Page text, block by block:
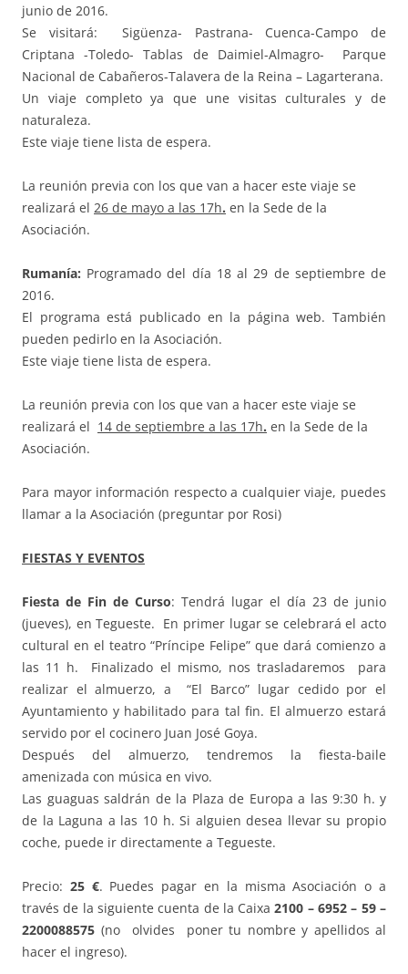
junio de 2016.
Se visitará: Sigüenza- Pastrana- Cuenca-Campo de
Criptana -Toledo- Tablas de Daimiel-Almagro- Parque
Nacional de Cabañeros-Talavera de la Reina – Lagarterana.
Un viaje completo ya que une visitas culturales y de
naturaleza.
Este viaje tiene lista de espera.
La reunión previa con los que van a hacer este viaje se
realizará el 26 de mayo a las 17h. en la Sede de la
Asociación.
Rumanía: Programado del día 18 al 29 de septiembre de
2016.
El programa está publicado en la página web. También
pueden pedirlo en la Asociación.
Este viaje tiene lista de espera.
La reunión previa con los que van a hacer este viaje se
realizará el 14 de septiembre a las 17h. en la Sede de la
Asociación.
Para mayor información respecto a cualquier viaje, puedes
llamar a la Asociación (preguntar por Rosi)
FIESTAS Y EVENTOS
Fiesta de Fin de Curso: Tendrá lugar el día 23 de junio
(jueves), en Tegueste. En primer lugar se celebrará el acto
cultural en el teatro “Príncipe Felipe” que dará comienzo a
las 11 h. Finalizado el mismo, nos trasladaremos para
realizar el almuerzo, a “El Barco” lugar cedido por el
Ayuntamiento y habilitado para tal fin. El almuerzo estará
servido por el cocinero Juan José Goya.
Después del almuerzo, tendremos la fiesta-baile
amenizada con música en vivo.
Las guaguas saldrán de la Plaza de Europa a las 9:30 h. y
de la Laguna a las 10 h. Si alguien desea llevar su propio
coche, puede ir directamente a Tegueste.
Precio: 25 €. Puedes pagar en la misma Asociación o a
través de la siguiente cuenta de la Caixa2100 – 6952 – 59 –
2200088575 (no olvides poner tu nombre y apellidos al
hacer el ingreso).